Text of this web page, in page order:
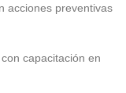
acciones preventivas
capacitación en